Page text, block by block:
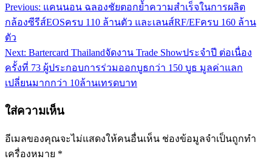
แนะแนว
เรื่อง
Previous: แคนนอน ฉลองชัยตอกย้ำความสำเร็จในการผลิต
กล้องซีรีส์EOSครบ 110 ล้านตัว และเลนส์RF/EFครบ 160 ล้าน
ตัว
Next: Bartercard Thailandจัดงาน Trade Showประจำปี ต่อเนื่อง
ครั้งที่ 73 ผู้ประกอบการร่วมออกบูธกว่า 150 บูธ มูลค่าแลก
เปลี่ยนมากกว่า 10ล้านเทรดบาท
ใส่ความเห็น
อีเมลของคุณจะไม่แสดงให้คนอื่นเห็น ช่องข้อมูลจำเป็นถูกทำ
เครื่องหมาย *